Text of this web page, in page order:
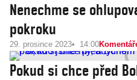
Nenechme se
pokroku
29. prosince 2023 14:00
Pokud si chce před